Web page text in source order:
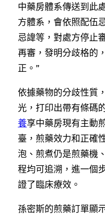
中藥房體系傳送到此
方體系，會依照配伍
忌諱等，對處方停止
再審，發明分歧格的
正。”
依據藥物的分歧性質
光，打印出帶有條碼
養享中藥房現有主動
臺，煎藥效力和正確
泡、煎煮仍是煎藥機
程均可追溯，進一個
證了臨床療效。
孫密斯的煎藥訂單顯